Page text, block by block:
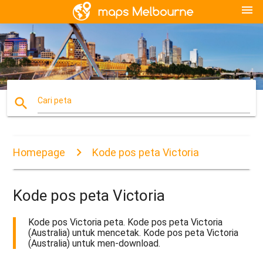
menu
search Cari peta
Homepage Kode pos peta Victoria
Kode pos peta Victoria
Kode pos Victoria peta. Kode pos peta Victoria
(Australia) untuk mencetak. Kode pos peta Victoria
(Australia) untuk men-download.